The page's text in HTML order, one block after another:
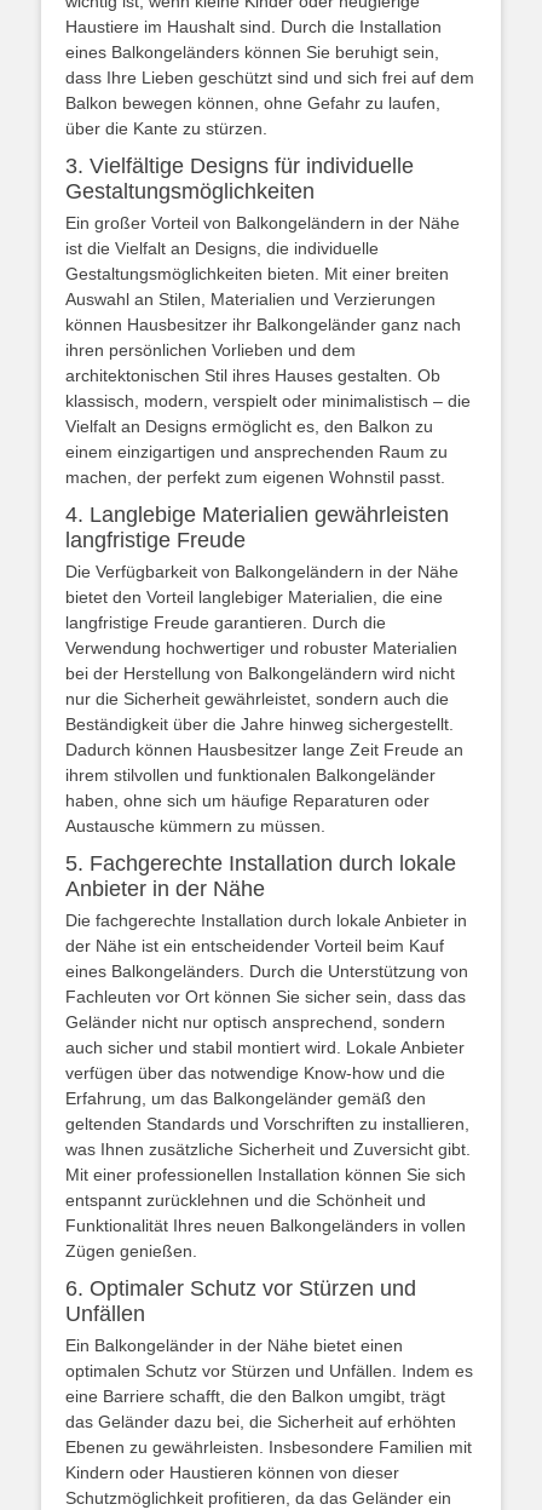
Haustiere im Haushalt sind. Durch die Installation
eines Balkongeländers können Sie beruhigt sein,
dass Ihre Lieben geschützt sind und sich frei auf dem
Balkon bewegen können, ohne Gefahr zu laufen,
über die Kante zu stürzen.
3. Vielfältige Designs für individuelle
Gestaltungsmöglichkeiten
Ein großer Vorteil von Balkongeländern in der Nähe
ist die Vielfalt an Designs, die individuelle
Gestaltungsmöglichkeiten bieten. Mit einer breiten
Auswahl an Stilen, Materialien und Verzierungen
können Hausbesitzer ihr Balkongeländer ganz nach
ihren persönlichen Vorlieben und dem
architektonischen Stil ihres Hauses gestalten. Ob
klassisch, modern, verspielt oder minimalistisch – die
Vielfalt an Designs ermöglicht es, den Balkon zu
einem einzigartigen und ansprechenden Raum zu
machen, der perfekt zum eigenen Wohnstil passt.
4. Langlebige Materialien gewährleisten
langfristige Freude
Die Verfügbarkeit von Balkongeländern in der Nähe
bietet den Vorteil langlebiger Materialien, die eine
langfristige Freude garantieren. Durch die
Verwendung hochwertiger und robuster Materialien
bei der Herstellung von Balkongeländern wird nicht
nur die Sicherheit gewährleistet, sondern auch die
Beständigkeit über die Jahre hinweg sichergestellt.
Dadurch können Hausbesitzer lange Zeit Freude an
ihrem stilvollen und funktionalen Balkongeländer
haben, ohne sich um häufige Reparaturen oder
Austausche kümmern zu müssen.
5. Fachgerechte Installation durch lokale
Anbieter in der Nähe
Die fachgerechte Installation durch lokale Anbieter in
der Nähe ist ein entscheidender Vorteil beim Kauf
eines Balkongeländers. Durch die Unterstützung von
Fachleuten vor Ort können Sie sicher sein, dass das
Geländer nicht nur optisch ansprechend, sondern
auch sicher und stabil montiert wird. Lokale Anbieter
verfügen über das notwendige Know-how und die
Erfahrung, um das Balkongeländer gemäß den
geltenden Standards und Vorschriften zu installieren,
was Ihnen zusätzliche Sicherheit und Zuversicht gibt.
Mit einer professionellen Installation können Sie sich
entspannt zurücklehnen und die Schönheit und
Funktionalität Ihres neuen Balkongeländers in vollen
Zügen genießen.
6. Optimaler Schutz vor Stürzen und
Unfällen
Ein Balkongeländer in der Nähe bietet einen
optimalen Schutz vor Stürzen und Unfällen. Indem es
eine Barriere schafft, die den Balkon umgibt, trägt
das Geländer dazu bei, die Sicherheit auf erhöhten
Ebenen zu gewährleisten. Insbesondere Familien mit
Kindern oder Haustieren können von dieser
Schutzmöglichkeit profitieren, da das Geländer ein